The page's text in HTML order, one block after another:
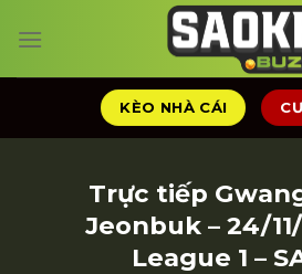
đến
KÈO NHÀ CÁI
Trực tiếp
Jeonbuk – 24/
League 1 –